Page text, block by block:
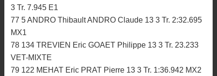
3 Tr. 7.945 E1
77 5 ANDRO Thibault ANDRO Claude 13 3 Tr. 2:32.695
MX1
78 134 TREVIEN Eric GOAET Philippe 13 3 Tr. 23.233
VET-MIXTE
79 122 MEHAT Eric PRAT Pierre 13 3 Tr. 1:36.942 MX2